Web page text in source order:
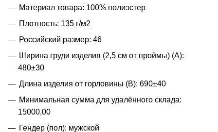
Материал товара: 100% полиэстер
Плотность: 135 г/м2
Российский размер: 46
Ширина груди изделия (2,5 см от проймы) (A):
480±30
Длина изделия от горловины (B): 690±40
Минимальная сумма для удалённого склада:
15000,00
Гендер (пол): мужской